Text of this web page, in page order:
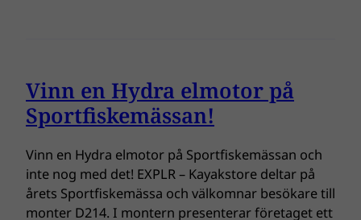
Vinn en Hydra elmotor på
Sportfiskemässan!
Vinn en Hydra elmotor på Sportfiskemässan och
inte nog med det! EXPLR – Kayakstore deltar på
årets Sportfiskemässa och välkomnar besökare till
monter D214. I montern presenterar företaget ett